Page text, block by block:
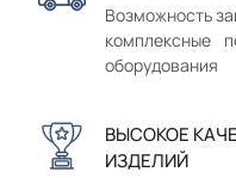
Возможность
комплексные
оборудования
ВЫСОКОЕ
ИЗДЕЛИЙ